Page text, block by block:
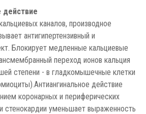
действие
каналов, производное
антигипертензивный и
Блокирует медленные кальциевые
переход ионов кальция
степени - в гладкомышечные клетки
действие
коронарных и периферических
стенокардии уменьшает выраженность